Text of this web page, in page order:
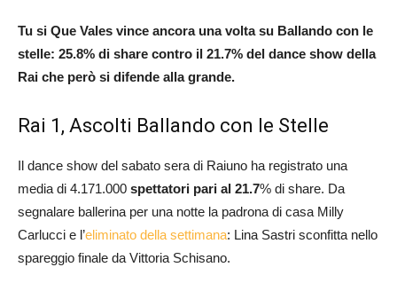
Tu si Que Vales vince ancora una volta su Ballando con le
stelle: 25.8% di share contro il 21.7% del dance show della
Rai che però si difende alla grande.
Rai 1, Ascolti Ballando con le Stelle
Il dance show del sabato sera di Raiuno ha registrato una
media di 4.171.000 spettatori pari al 21.7% di share. Da
segnalare ballerina per una notte la padrona di casa Milly
Carlucci e l’eliminato della settimana: Lina Sastri sconfitta nello
spareggio finale da Vittoria Schisano.